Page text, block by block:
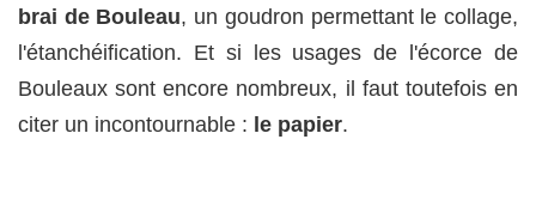
brai de Bouleau, un goudron permettant le collage,
l'étanchéification. Et si les usages de l'écorce de
Bouleaux sont encore nombreux, il faut toutefois en
citer un incontournable : le papier.